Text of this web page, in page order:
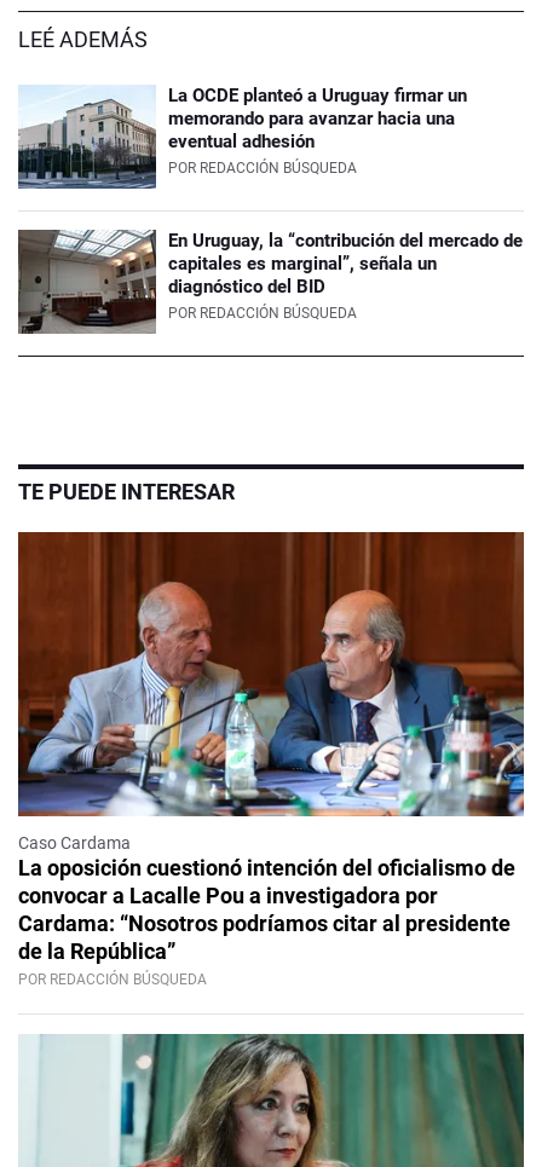
LEÉ ADEMÁS
La OCDE planteó a Uruguay firmar un
memorando para avanzar hacia una
eventual adhesión
POR REDACCIÓN BÚSQUEDA
En Uruguay, la “contribución del mercado de
capitales es marginal”, señala un
diagnóstico del BID
POR REDACCIÓN BÚSQUEDA
TE PUEDE INTERESAR
Caso Cardama
La oposición cuestionó intención del oficialismo de
convocar a Lacalle Pou a investigadora por
Cardama: “Nosotros podríamos citar al presidente
de la República”
POR REDACCIÓN BÚSQUEDA